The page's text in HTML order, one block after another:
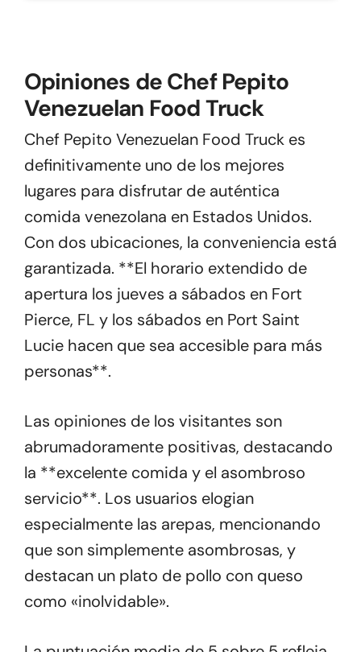
Opiniones de Chef Pepito
Venezuelan Food Truck
Chef Pepito Venezuelan Food Truck es
definitivamente uno de los mejores
lugares para disfrutar de auténtica
comida venezolana en Estados Unidos.
Con dos ubicaciones, la conveniencia está
garantizada. **El horario extendido de
apertura los jueves a sábados en Fort
Pierce, FL y los sábados en Port Saint
Lucie hacen que sea accesible para más
personas**.
Las opiniones de los visitantes son
abrumadoramente positivas, destacando
la **excelente comida y el asombroso
servicio**. Los usuarios elogian
especialmente las arepas, mencionando
que son simplemente asombrosas, y
destacan un plato de pollo con queso
como «inolvidable».